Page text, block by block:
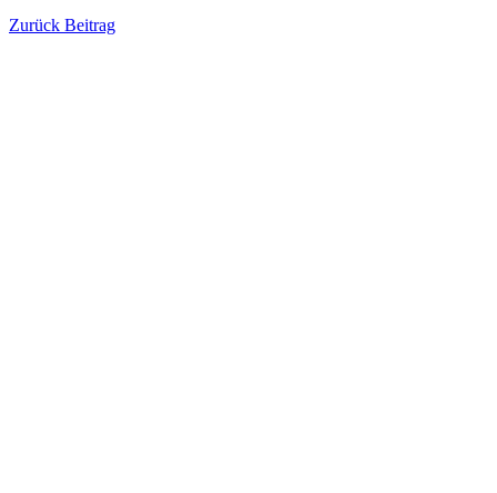
Zurück Beitrag